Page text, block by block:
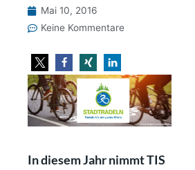
Mai 10, 2016
Keine Kommentare
In diesem Jahr nimmt TIS